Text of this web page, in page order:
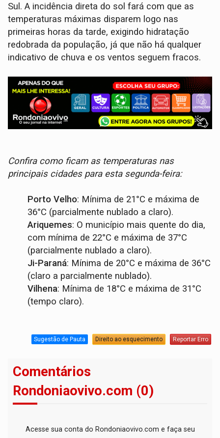
Sul. A incidência direta do sol fará com que as
temperaturas máximas disparem logo nas
primeiras horas da tarde, exigindo hidratação
redobrada da população, já que não há qualquer
indicativo de chuva e os ventos seguem fracos.
Confira como ficam as temperaturas nas
principais cidades para esta segunda-feira:
Porto Velho: Mínima de 21°C e máxima de
36°C (parcialmente nublado a claro).
Ariquemes: O município mais quente do dia,
com mínima de 22°C e máxima de 37°C
(parcialmente nublado a claro).
Ji-Paraná: Mínima de 20°C e máxima de 36°C
(claro a parcialmente nublado).
Vilhena: Mínima de 18°C e máxima de 31°C
(tempo claro).
Sugestão de Pauta Direito ao esquecimento Reportar Erro
Comentários
Rondoniaovivo.com (0)
Acesse sua conta do Rondoniaovivo.com e faça seu